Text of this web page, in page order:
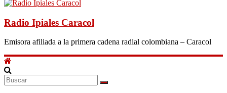
Radio Ipiales Caracol
Emisora afiliada a la primera cadena radial colombiana – Caracol